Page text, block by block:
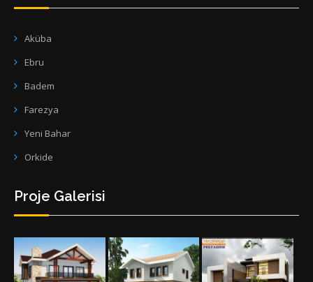
Aküba
Ebru
Badem
Farezya
Yeni Bahar
Orkide
Proje Galerisi